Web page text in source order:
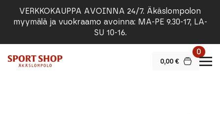
VERKKOKAUPPA AVOINNA 24/7. Äkäslompolon
myymälä ja vuokraamo avoinna: MA-PE 9.30-17, LA-
SU 10-16.
0,00 €
0